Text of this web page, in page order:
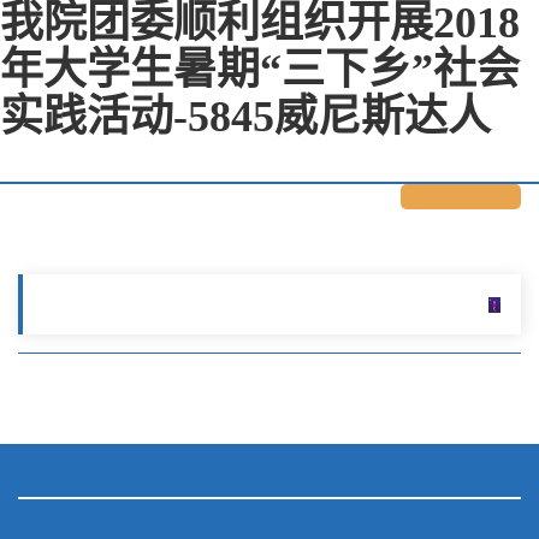
我院团委顺利组织开展2018
年大学生暑期“三下乡”社会
实践活动-5845威尼斯达人